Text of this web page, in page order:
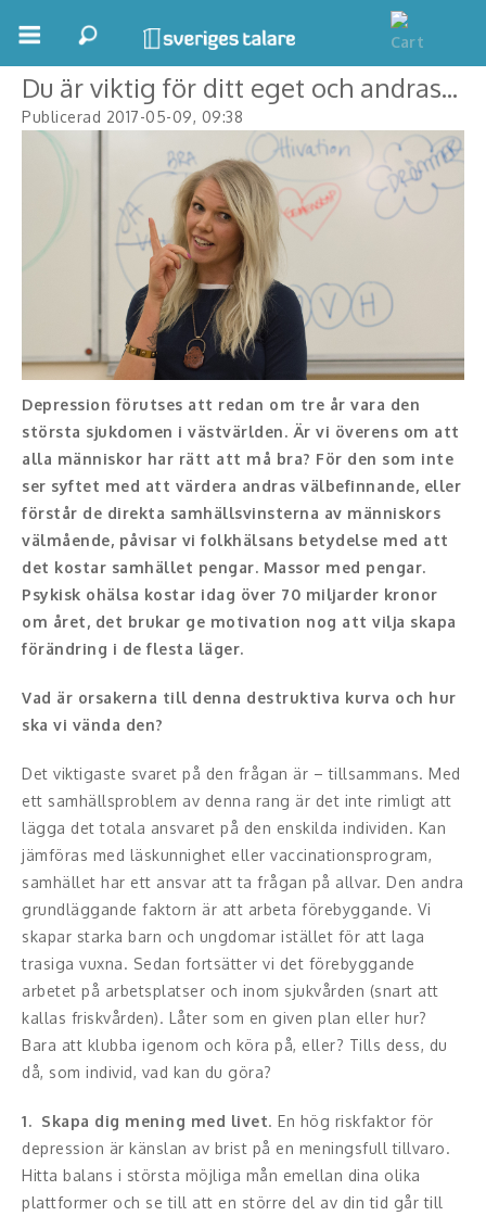
Boka ett möte
Samhällsnytta
Inspirerande Föreläsare
Personlig utveckling, målsättning
Life Stories & Trivsel
Keynote
Moderator, konferencier
Moderator
Konferencier
Workshopledare, facilitator
Radio och TV-profiler
Event
Humoristiska föredrag
Ljus och belysning
Komiker
Konst
Middagsunderhållning
Musiker
Something a Little Different
Underhållning
Affärsnytta
← Tillbaka Se fler tips →
Du är viktig för ditt eget och andras...
Publicerad 2017-05-09, 09:38
Depression förutses att redan om tre år vara den
största sjukdomen i västvärlden. Är vi överens om att
alla människor har rätt att må bra? För den som inte
ser syftet med att värdera andras välbefinnande, eller
förstår de direkta samhällsvinsterna av människors
välmående, påvisar vi folkhälsans betydelse med att
det kostar samhället pengar. Massor med pengar.
Psykisk ohälsa kostar idag över 70 miljarder kronor
om året, det brukar ge motivation nog att vilja skapa
förändring i de flesta läger.
Vad är orsakerna till denna destruktiva kurva och hur
ska vi vända den?
Det viktigaste svaret på den frågan är – tillsammans. Med
ett samhällsproblem av denna rang är det inte rimligt att
lägga det totala ansvaret på den enskilda individen. Kan
jämföras med läskunnighet eller vaccinationsprogram,
samhället har ett ansvar att ta frågan på allvar. Den andra
grundläggande faktorn är att arbeta förebyggande. Vi
skapar starka barn och ungdomar istället för att laga
trasiga vuxna. Sedan fortsätter vi det förebyggande
arbetet på arbetsplatser och inom sjukvården (snart att
kallas friskvården). Låter som en given plan eller hur?
Bara att klubba igenom och köra på, eller? Tills dess, du
då, som individ, vad kan du göra?
1. Skapa dig mening med livet. En hög riskfaktor för
depression är känslan av brist på en meningsfull tillvaro.
Hitta balans i största möjliga mån emellan dina olika
plattformer och se till att en större del av din tid går till